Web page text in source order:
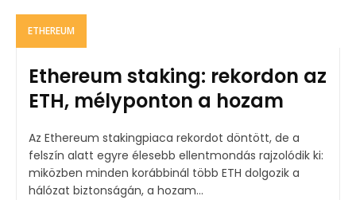
ETHEREUM
Ethereum staking: rekordon az
ETH, mélyponton a hozam
Az Ethereum stakingpiaca rekordot döntött, de a
felszín alatt egyre élesebb ellentmondás rajzolódik ki:
miközben minden korábbinál több ETH dolgozik a
hálózat biztonságán, a hozam...